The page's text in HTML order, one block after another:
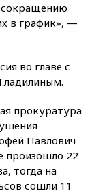
в график», —
во главе с
прокуратура
Павлович
произошло 22
тогда на
сошли 11